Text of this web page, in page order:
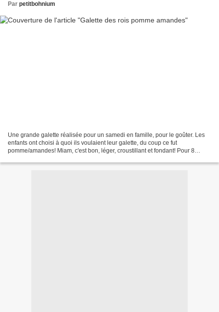
Par petitbohnium
Une grande galette réalisée pour un samedi en famille, pour le goûter. Les
enfants ont choisi à quoi ils voulaient leur galette, du coup ce fut
pomme/amandes! Miam, c'est bon, léger, croustillant et fondant! Pour 8